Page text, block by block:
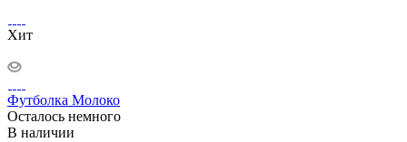
Хит
Футболка Молоко
Осталось немного
В наличии